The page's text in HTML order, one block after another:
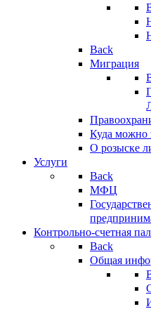
Back
Миграция
Куда можно
О розыске
Услуги
Back
МФЦ
Контрольно-счетная
Back
Общая